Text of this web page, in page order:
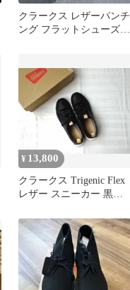
クラークス レザーパンチ
ング フラットシューズ23
¥ 13,800
クラークス Trigenic Flex
レザー スニーカー 黒